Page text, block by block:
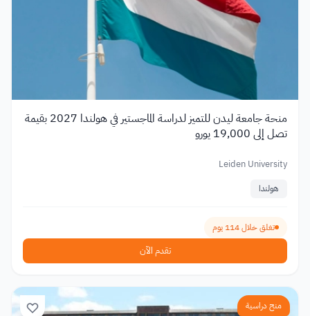
منحة جامعة ليدن للتميز لدراسة الماجستير في هولندا 2027 بقيمة
تصل إلى 19,000 يورو
Leiden University
هولندا
تغلق خلال 114 يوم
تقدم الآن
منح دراسية